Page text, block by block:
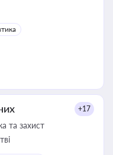
+17
та захист